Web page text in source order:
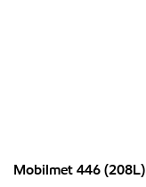
Mobilmet 446 (208L)